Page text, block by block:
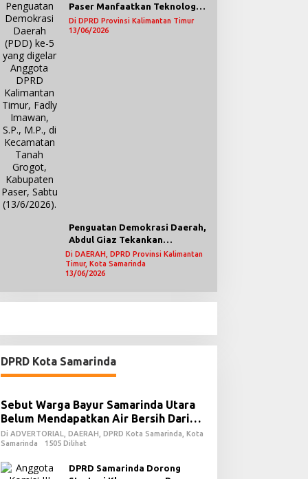
Paser Manfaatkan Teknologi
Digital untuk Mengawasi
Jalannya Pemerintahan
Di DPRD Provinsi Kalimantan Timur
13/06/2026
Penguatan Demokrasi Daerah,
Abdul Giaz Tekankan
Pentingnya Teknologi
Informasi
Di DAERAH, DPRD Provinsi Kalimantan
Timur, Kota Samarinda
13/06/2026
DPRD Kota Samarinda
Sebut Warga Bayur Samarinda Utara
Belum Mendapatkan Air Bersih Dari
PDAM
Di ADVERTORIAL, DAERAH, DPRD Kota Samarinda, Kota
Samarinda
1505 Dilihat
DPRD Samarinda Dorong